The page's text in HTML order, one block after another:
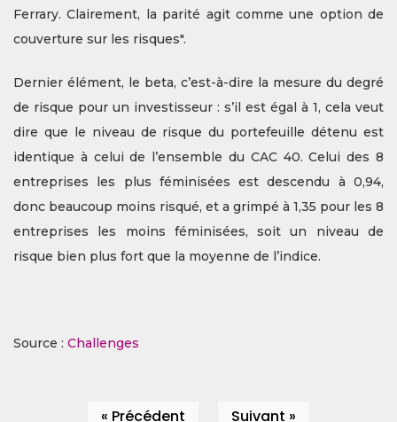
Ferrary. Clairement, la parité agit comme une option de
couverture sur les risques".
Dernier élément, le beta, c’est-à-dire la mesure du degré
de risque pour un investisseur : s’il est égal à 1, cela veut
dire que le niveau de risque du portefeuille détenu est
identique à celui de l’ensemble du CAC 40. Celui des 8
entreprises les plus féminisées est descendu à 0,94,
donc beaucoup moins risqué, et a grimpé à 1,35 pour les 8
entreprises les moins féminisées, soit un niveau de
risque bien plus fort que la moyenne de l’indice.
Source : Challenges
« Précédent Suivant »